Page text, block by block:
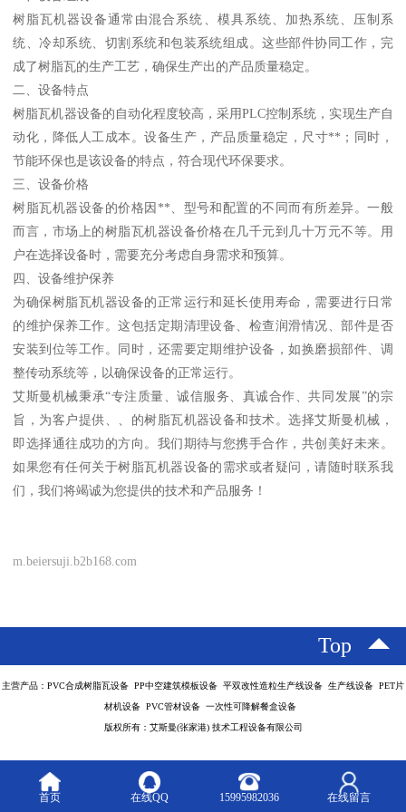
树脂瓦机器设备通常由混合系统、模具系统、加热系统、压制系
统、冷却系统、切割系统和包装系统组成。这些部件协同工作，完
成了树脂瓦的生产工艺，确保生产出的产品质量稳定。
二、设备特点
树脂瓦机器设备的自动化程度较高，采用PLC控制系统，实现生产自
动化，降低人工成本。设备生产，产品质量稳定，尺寸**；同时，
节能环保也是该设备的特点，符合现代环保要求。
三、设备价格
树脂瓦机器设备的价格因**、型号和配置的不同而有所差异。一般
而言，市场上的树脂瓦机器设备价格在几千元到几十万元不等。用
户在选择设备时，需要充分考虑自身需求和预算。
四、设备维护保养
为确保树脂瓦机器设备的正常运行和延长使用寿命，需要进行日常
的维护保养工作。这包括定期清理设备、检查润滑情况、部件是否
安装到位等工作。同时，还需要定期维护设备，如换磨损部件、调
整传动系统等，以确保设备的正常运行。
艾斯曼机械秉承“专注质量、诚信服务、真诚合作、共同发展”的宗
旨，为客户提供、、的树脂瓦机器设备和技术。选择艾斯曼机械，
即选择通往成功的方向。我们期待与您携手合作，共创美好未来。
如果您有任何关于树脂瓦机器设备的需求或者疑问，请随时联系我
们，我们将竭诚为您提供的技术和产品服务！
m.beiersuji.b2b168.com
Top
主营产品：PVC合成树脂瓦设备 PP中空建筑模板设备 平双改性造粒生产线设备 生产线设备 PET片
材机设备 PVC管材设备 一次性可降解餐盒设备
版权所有：艾斯曼(张家港) 技术工程设备有限公司
首页 在线QQ 15995982036 在线留言